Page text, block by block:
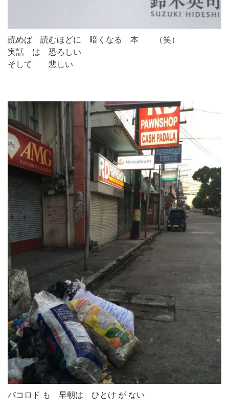
読めば 読むほどに 暗くなる 本 （笑）
実話 は 恐ろしい
そして 悲しい
バコロド も 早朝は ひとけ が ない